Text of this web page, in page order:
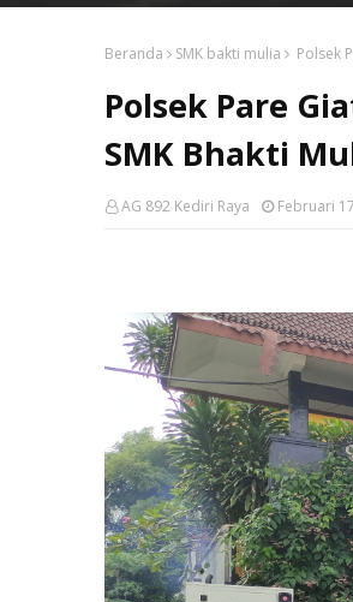
Beranda SMK bakti mulia Polsek
Polsek Pare
SMK Bhakti
AG 892 Kediri Raya Februari